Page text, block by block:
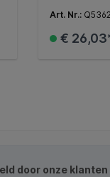
195 vellen.
Art. Nr.:
€
door onze klanten